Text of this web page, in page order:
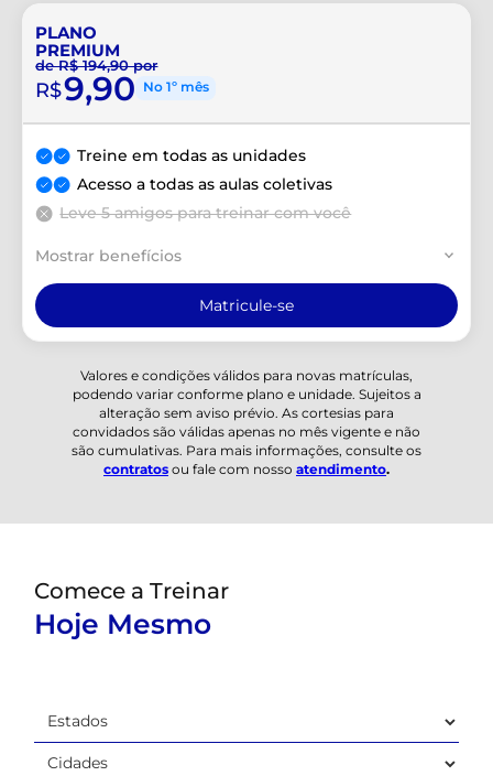
PLANO
PREMIUM
de R$ 194,90 por
R$9,90 No 1º mês
Treine em todas as unidades
Acesso a todas as aulas coletivas
Leve 5 amigos para treinar com você
Mostrar benefícios
Matricule-se
Valores e condições válidos para novas matrículas,
podendo variar conforme plano e unidade. Sujeitos a
alteração sem aviso prévio. As cortesias para
convidados são válidas apenas no mês vigente e não
são cumulativas. Para mais informações, consulte os
contratos ou fale com nosso atendimento.
Comece a Treinar
Hoje Mesmo